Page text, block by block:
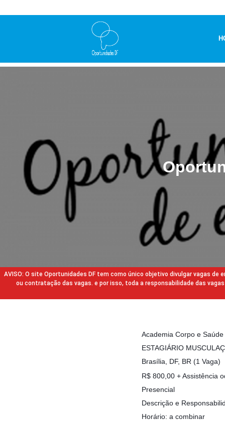
AVISO: O site Oportunidades DF tem como único objetivo divulgar vagas
ou contratação das vagas. e por isso, toda a responsabilidade das
Academia Corpo e Saúde
ESTAGIÁRIO
Brasília, DF, BR (1 Vaga)
R$ 800,00 + Assistência
Presencial
Descrição e
Horário: a combinar